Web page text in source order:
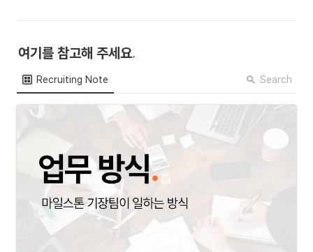
여기를 참고해 주세요.
Recruiting Note Search